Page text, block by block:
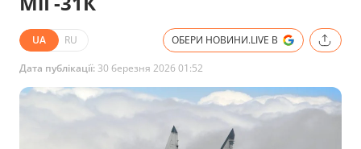
UA RU ОБЕРИ НОВИНИ.LIVE В
Дата публікації: 30 березня 2026 01:52